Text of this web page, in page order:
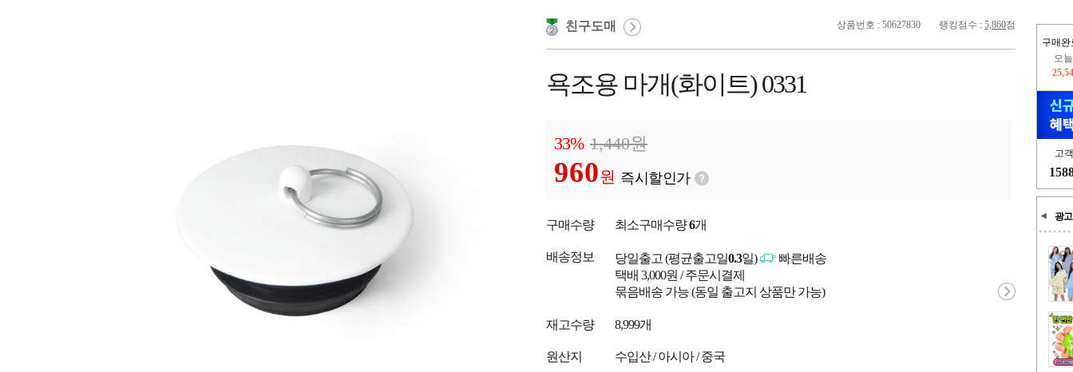
구매완
오
고
광고
상품번호 : 50627830 랭킹점수 : 5,860점
친구도매
욕조용 마개(화이트) 0331
33% 1,440원
960원 즉시할인가
구매수량 최소구매수량6개
배송정보 당일출고 (평균출고일0.3일)
빠른배송
택배 3,000원 / 주문시결제
묶음배송 가능 (동일 출고지 상품만 가능)
재고수량 8,999개
원산지 수입산 / 아시아 / 중국